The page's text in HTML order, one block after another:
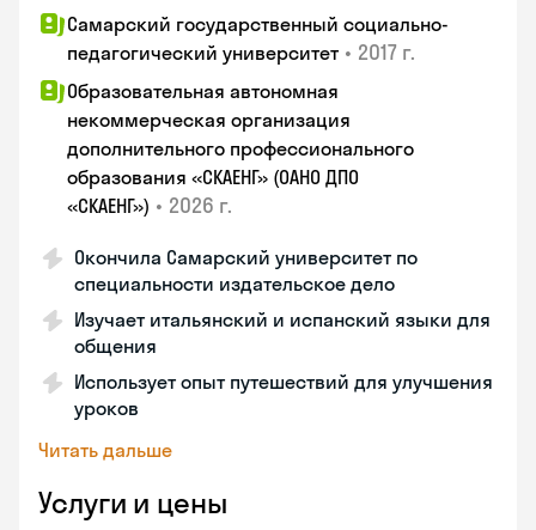
Самарский государственный социально-
педагогический университет • 2017 г.
Образовательная автономная
некоммерческая организация
дополнительного профессионального
образования «СКАЕНГ» (ОАНО ДПО
«СКАЕНГ») • 2026 г.
Окончила Самарский университет по
специальности издательское дело
Изучает итальянский и испанский языки для
общения
Использует опыт путешествий для улучшения
уроков
Читать дальше
Услуги и цены